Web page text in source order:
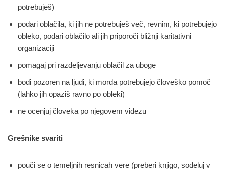
potrebuješ)
podari oblačila, ki jih ne potrebuješ več, revnim, ki potrebujejo
obleko, podari oblačilo ali jih priporoči bližnji karitativni
organizaciji
pomagaj pri razdeljevanju oblačil za uboge
bodi pozoren na ljudi, ki morda potrebujejo človeško pomoč
(lahko jih opaziš ravno po obleki)
ne ocenjuj človeka po njegovem videzu
Grešnike svariti
pouči se o temeljnih resnicah vere (preberi knjigo, sodeluj v